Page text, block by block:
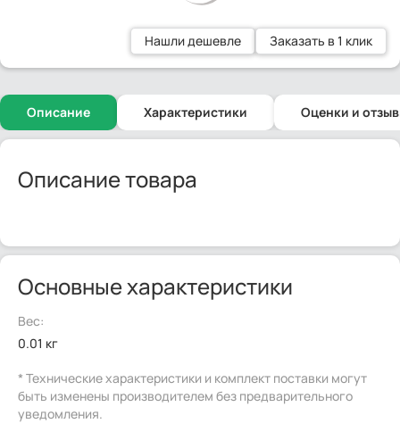
Нашли дешевле Заказать в 1 клик
Описание Характеристики Оценки и
Описание товара
Основные характеристики
Вес:
0.01 кг
* Технические характеристики и комплект поставки могут
быть изменены производителем без предварительного
уведомления.